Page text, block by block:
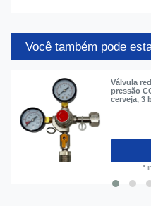
Você também pode
Válvula
pressão
cerveja, 3
*